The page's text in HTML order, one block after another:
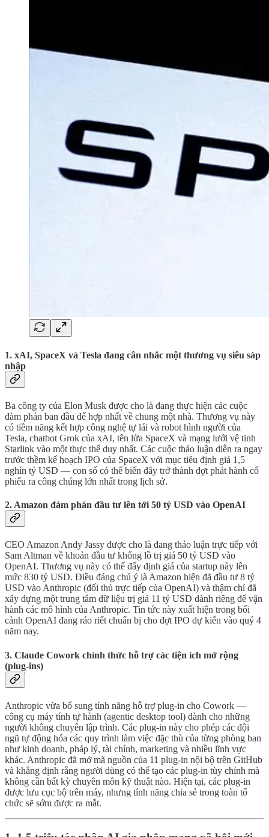
1. xAI, SpaceX và Tesla đang cân nhắc một thương vụ siêu sáp
nhập
Ba công ty của Elon Musk được cho là đang thực hiện các cuộc
đàm phán ban đầu để hợp nhất về chung một nhà. Thương vụ này
có tiềm năng kết hợp công nghệ tự lái và robot hình người của
Tesla, chatbot Grok của xAI, tên lửa SpaceX và mạng lưới vệ tinh
Starlink vào một thực thể duy nhất. Các cuộc thảo luận diễn ra ngay
trước thềm kế hoạch IPO của SpaceX với mục tiêu định giá 1,5
nghìn tỷ USD — con số có thể biến đây trở thành đợt phát hành cổ
phiếu ra công chúng lớn nhất trong lịch sử.
2. Amazon đàm phán đầu tư lên tới 50 tỷ USD vào OpenAI
CEO Amazon Andy Jassy được cho là đang thảo luận trực tiếp với
Sam Altman về khoản đầu tư khổng lồ trị giá 50 tỷ USD vào
OpenAI. Thương vụ này có thể đẩy định giá của startup này lên
mức 830 tỷ USD. Điều đáng chú ý là Amazon hiện đã đầu tư 8 tỷ
USD vào Anthropic (đối thủ trực tiếp của OpenAI) và thậm chí đã
xây dựng một trung tâm dữ liệu trị giá 11 tỷ USD dành riêng để vận
hành các mô hình của Anthropic. Tin tức này xuất hiện trong bối
cảnh OpenAI đang ráo riết chuẩn bị cho đợt IPO dự kiến vào quý 4
năm nay.
3. Claude Cowork chính thức hỗ trợ các tiện ích mở rộng
(plug-ins)
Anthropic vừa bổ sung tính năng hỗ trợ plug-in cho Cowork —
công cụ máy tính tự hành (agentic desktop tool) dành cho những
người không chuyên lập trình. Các plug-in này cho phép các đội
ngũ tự động hóa các quy trình làm việc đặc thù của từng phòng ban
như kinh doanh, pháp lý, tài chính, marketing và nhiều lĩnh vực
khác. Anthropic đã mở mã nguồn của 11 plug-in nội bộ trên GitHub
và khẳng định rằng người dùng có thể tạo các plug-in tùy chỉnh mà
không cần bất kỳ chuyên môn kỹ thuật nào. Hiện tại, các plug-in
được lưu cục bộ trên máy, nhưng tính năng chia sẻ trong toàn tổ
chức sẽ sớm được ra mắt.